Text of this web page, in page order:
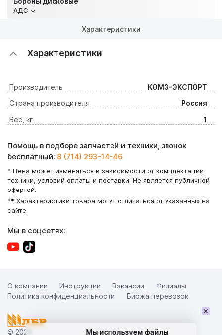
АДС
Характеристики
Характеристики
Производитель
КОМЗ-ЭКСПОРТ
Страна производителя
Россия
Вес, кг
1
Мы используем файлы
Помощь в подборе запчастей и техники, звонок
бесплатный: 8 (714) 293-14-46
* Цена может изменяться в зависимости от комплектации
техники, условий оплаты и поставки. Не является публичной
офертой.
** Характеристики товара могут отличаться от указанных на
сайте.
Мы в соцсетях:
© 2026
О компании Инструкции Вакансии
Филиалы
Политика конфиденциальности
Биржа перевозок
×